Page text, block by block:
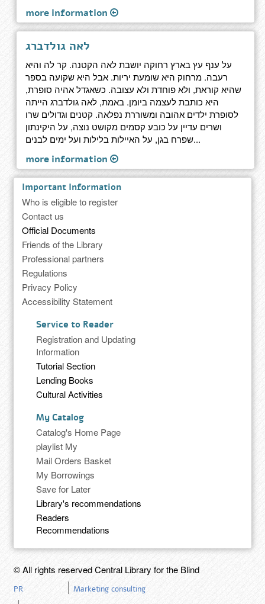
more information
לאה גולדברג
על ענף עץ בארץ רחוקה יושבת לאה הקטנה. קר לה והיא
רעבה. מרחוק היא שומעת יריות. אבל היא שקועה בספר
שהיא קוראת, ולא פוחדת ולא עצובה. כשאגדל אהיה סופרת,
היא כותבת לעצמה ביומן. באמת, לאה גולדברג הייתה
לסופרת ילדים אהובה ומשוררת נפלאה. קטנים וגדולים שרו
ושרים עדיין על כובע קסמים מקושט נוצה, על היקינתון
שפרח בגן, על האיילות בלילות ועל ימים לבנים...
more information
Important Information
Who is eligible to register
Contact us
Official Documents
Friends of the Library
Professional partners
Regulations
Privacy Policy
Accessibility Statement
Service to Reader
Registration and Updating
Information
Tutorial Section
Lending Books
Cultural Activities
My Catalog
Catalog's Home Page
playlist My
Mail Orders Basket
My Borrowings
Save for Later
Library's recommendations
Readers
Recommendations
© All rights reserved Central Library for the Blind
PR
Marketing consulting